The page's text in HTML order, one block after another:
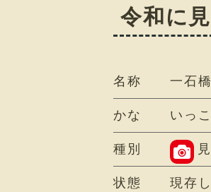
令和に
名称 一石
かな いっ
種別
状態 現存